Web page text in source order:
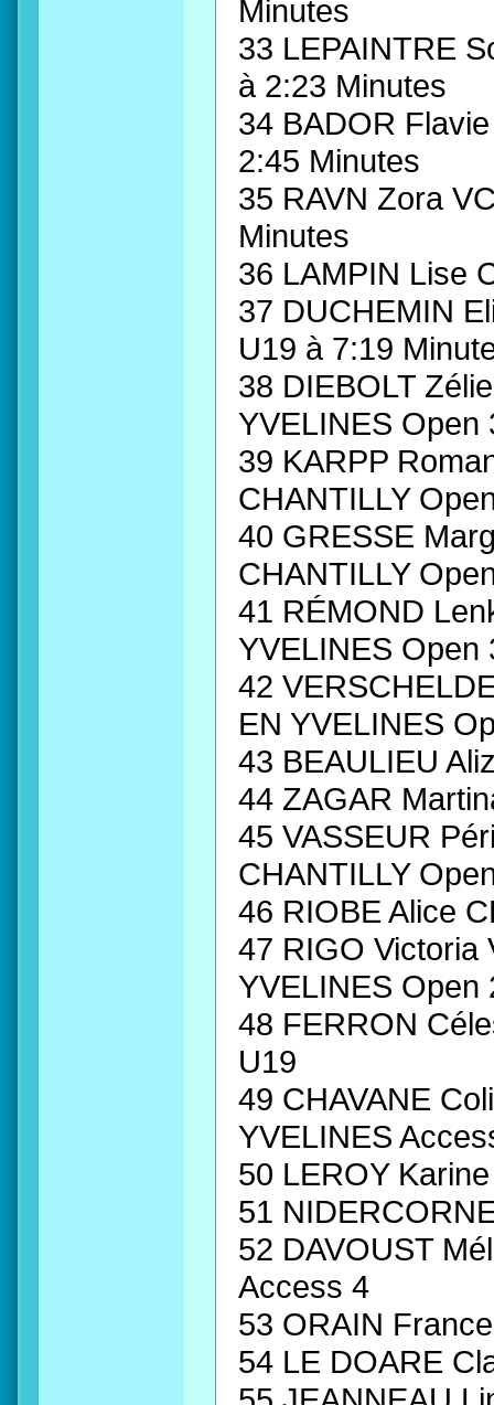
Minutes
33 LEPAINTRE
à 2:23 Minutes
34 BADOR
2:45 Minutes
35 RAVN Zora
Minutes
36 LAMPIN Lise
37 DUCHEMIN
U19 à 7:19
38 DIEBOLT
YVELINES Open
39 KARPP
CHANTILLY
40 GRESSE
CHANTILLY
41 RÉMOND
YVELINES Open
42
EN YVELINES
43 BEAULIEU
44 ZAGAR
45 VASSEUR
CHANTILLY
46 RIOBE Alice
47 RIGO Victoria
YVELINES Open
48 FERRON
U19
49 CHAVANE
YVELINES
50 LEROY
51
52 DAVOUST
Access 4
53 ORAIN
54 LE DOARE